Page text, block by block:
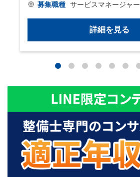
募集職種 サービスマネージャー
詳細を見る